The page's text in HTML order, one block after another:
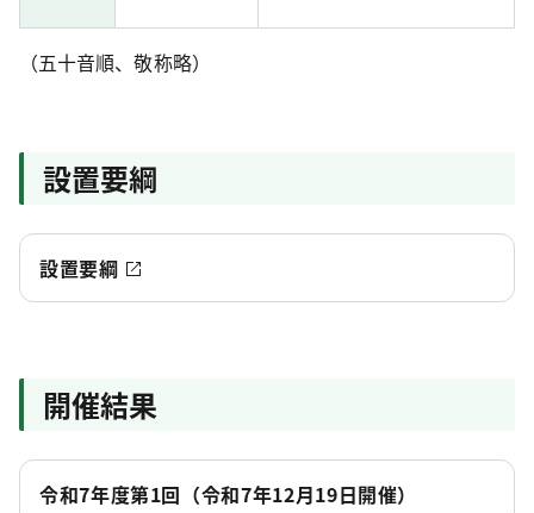
（五十音順、敬称略）
設置要綱
設置要綱
開催結果
令和7年度第1回（令和7年12月19日開催）